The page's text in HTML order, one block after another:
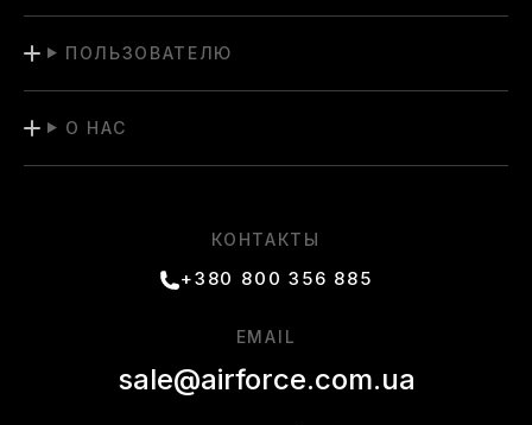
ПОЛЬЗОВАТЕЛЮ
О НАС
КОНТАКТЫ
+380 800 356 885
EMAIL
sale@airforce.com.ua